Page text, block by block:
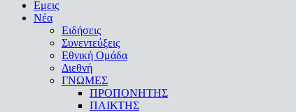
Εμεις
Νέα
Ειδήσεις
Συνεντεύξεις
Εθνική Ομάδα
Διεθνή
ΓΝΩΜΕΣ
ΠΡΟΠΟΝΗΤΗΣ
ΠΑΙΚΤΗΣ